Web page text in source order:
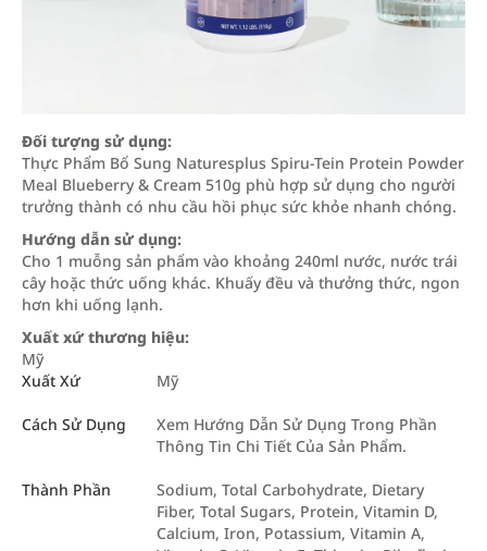
Đối tượng sử dụng:
Thực Phẩm Bổ Sung Naturesplus Spiru-Tein Protein Powder
Meal Blueberry & Cream 510g phù hợp sử dụng cho người
trưởng thành có nhu cầu hồi phục sức khỏe nhanh chóng.
Hướng dẫn sử dụng:
Cho 1 muỗng sản phẩm vào khoảng 240ml nước, nước trái
cây hoặc thức uống khác. Khuấy đều và thưởng thức, ngon
hơn khi uống lạnh.
Xuất xứ thương hiệu:
Mỹ
Xuất Xứ
Mỹ
Cách Sử Dụng
Xem Hướng Dẫn Sử Dụng Trong Phần
Thông Tin Chi Tiết Của Sản Phẩm.
Thành Phần
Sodium, Total Carbohydrate, Dietary
Fiber, Total Sugars, Protein, Vitamin D,
Calcium, Iron, Potassium, Vitamin A,